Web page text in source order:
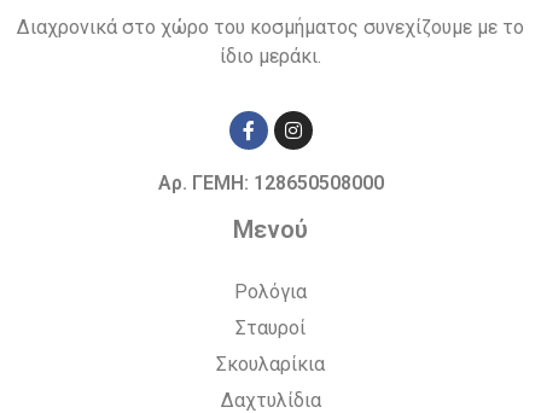
Διαχρονικά στο χώρο του κοσμήματος συνεχίζουμε με το
ίδιο μεράκι.
Αρ. ΓΕΜΗ: 128650508000
Μενού
Ρολόγια
Σταυροί
Σκουλαρίκια
Δαχτυλίδια